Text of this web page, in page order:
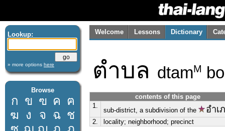
Lookup:
» more options here
Browse
ก ข ฃ ค ฅ
ฆ ง จ ฉ ช
Welcome Lessons Dictionary
ตำบล dtamM
contents of this page
1.
sub-district, a subdivision of the อำเ
2. locality; neighborhood; precinct